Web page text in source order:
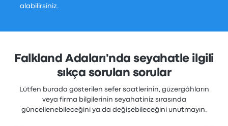
alabilirsiniz.
Falkland Adaları'nda seyahatle ilgili
sıkça sorulan sorular
Lütfen burada gösterilen sefer saatlerinin, güzergâhların
veya firma bilgilerinin seyahatiniz sırasında
güncellenebileceğini ya da değişebileceğini unutmayın.